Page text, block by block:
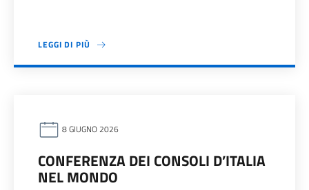
LEGGI DI PIÙ
8 GIUGNO 2026
CONFERENZA DEI CONSOLI D’ITALIA
NEL MONDO